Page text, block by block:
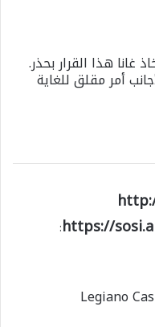
غانا هذا القرار بحذر.
أمر مقلق للغاية
https://
:
Legiano